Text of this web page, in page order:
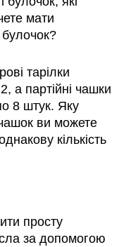
мати
булочок?
тарілки
а партійні чашки
8 штук. Яку
чашок ви можете
кількість
просту
за допомогою